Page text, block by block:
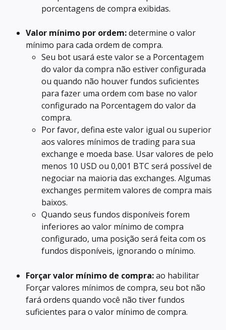
porcentagens de compra exibidas.
Valor mínimo por ordem: determine o valor
mínimo para cada ordem de compra.
Seu bot usará este valor se a Porcentagem
do valor da compra não estiver configurada
ou quando não houver fundos suficientes
para fazer uma ordem com base no valor
configurado na Porcentagem do valor da
compra.
Por favor, defina este valor igual ou superior
aos valores mínimos de trading para sua
exchange e moeda base. Usar valores de pelo
menos 10 USD ou 0,001 BTC será possível de
negociar na maioria das exchanges. Algumas
exchanges permitem valores de compra mais
baixos.
Quando seus fundos disponíveis forem
inferiores ao valor mínimo de compra
configurado, uma posição será feita com os
fundos disponíveis, ignorando o mínimo.
Forçar valor mínimo de compra: ao habilitar
Forçar valores mínimos de compra, seu bot não
fará ordens quando você não tiver fundos
suficientes para o valor mínimo de compra.